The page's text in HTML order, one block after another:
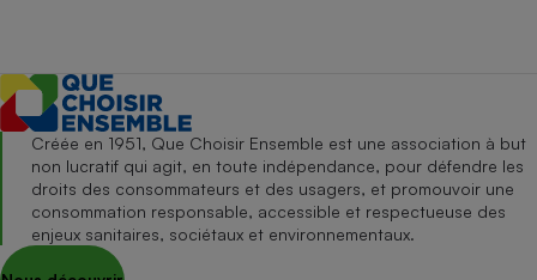
Créée en 1951, Que Choisir Ensemble est une association à but
non lucratif qui agit, en toute indépendance, pour défendre les
droits des consommateurs et des usagers, et promouvoir une
consommation responsable, accessible et respectueuse des
enjeux sanitaires, sociétaux et environnementaux.